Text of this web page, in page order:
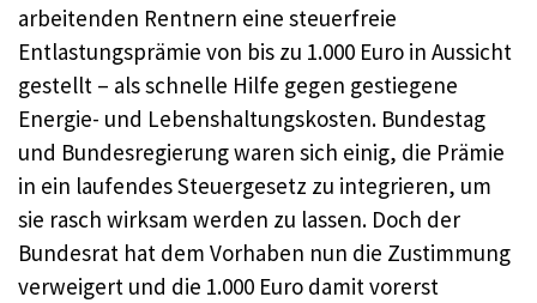
arbeitenden Rentnern eine steuerfreie
Entlastungsprämie von bis zu 1.000 Euro in Aussicht
gestellt – als schnelle Hilfe gegen gestiegene
Energie- und Lebenshaltungskosten. Bundestag
und Bundesregierung waren sich einig, die Prämie
in ein laufendes Steuergesetz zu integrieren, um
sie rasch wirksam werden zu lassen. Doch der
Bundesrat hat dem Vorhaben nun die Zustimmung
verweigert und die 1.000 Euro damit vorerst